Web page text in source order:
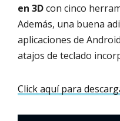
en 3Dcon cinco
Además, una buena
aplicaciones de
atajos de teclado
Click aquí para